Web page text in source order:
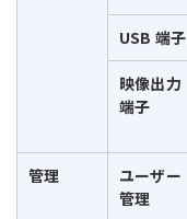
USB 端子
映像出力
端子
管理
ユーザー
管理